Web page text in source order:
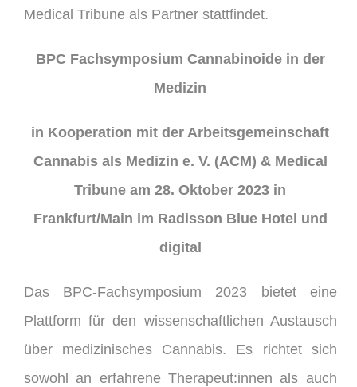
Medical Tribune als Partner stattfindet.
BPC Fachsymposium Cannabinoide in der
Medizin
in Kooperation mit der Arbeitsgemeinschaft
Cannabis als Medizin e. V. (ACM) & Medical
Tribuneam 28. Oktober 2023 in
Frankfurt/Main im Radisson Blue Hotel und
digital
Das BPC-Fachsymposium 2023 bietet eine
Plattform für den wissenschaftlichen Austausch
über medizinisches Cannabis. Es richtet sich
sowohl an erfahrene Therapeut:innen als auch